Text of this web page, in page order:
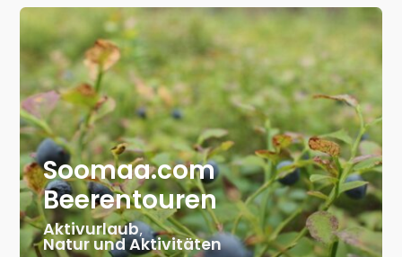
Soomaa.com
Beerentouren
Aktivurlaub,
Natur und Aktivitäten